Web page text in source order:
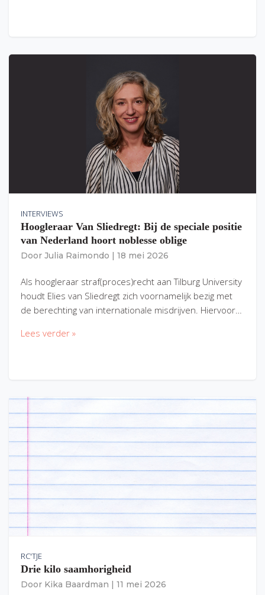
INTERVIEWS
Hoogleraar Van Sliedregt: Bij de speciale positie
van Nederland hoort noblesse oblige
Door Julia Raimondo 18 mei 2026
Als hoogleraar straf(proces)recht aan Tilburg University
houdt Elies van Sliedregt zich voornamelijk bezig met
de berechting van internationale misdrijven. Hiervoor…
Lees verder »
RC'TJE
Drie kilo saamhorigheid
Door Kika Baardman 11 mei 2026